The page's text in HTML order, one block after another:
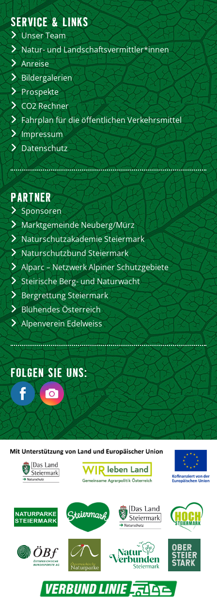
SERVICE & LINKS
Unser Team
Natur- und Landschaftsvermittler*innen
Anreise
Bildergalerien
Prospekte
CO2 Rechner
Fahrplan für die öffentlichen Verkehrsmittel
Impressum
Datenschutz
PARTNER
Sponsoren
Marktgemeinde Neuberg/Mürz
Naturschutzakademie Steiermark
Naturschutzbund Steiermark
Alparc – Netzwerk Alpiner Schutzgebiete
Steirische Berg- und Naturwacht
Bergrettung Steiermark
Blühendes Österreich
Alpenverein Edelweiss
FOLGEN SIE UNS: